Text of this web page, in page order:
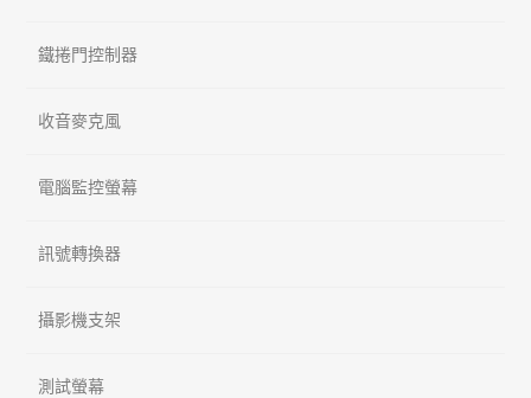
鐵捲門控制器
收音麥克風
電腦監控螢幕
訊號轉換器
攝影機支架
測試螢幕